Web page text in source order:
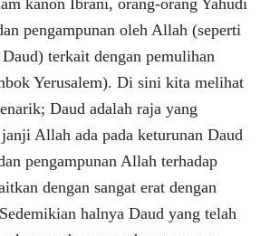
kanon Ibrani, orang-orang Yahudi
pengampunan oleh Allah (seperti
terkait dengan pemulihan
Yerusalem). Di sini kita melihat
Daud adalah raja yang
Allah ada pada keturunan Daud
pengampunan Allah terhadap
dengan sangat erat dengan
halnya Daud yang telah